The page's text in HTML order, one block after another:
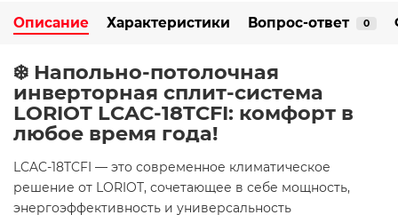
Описание Характеристики Вопрос-ответ 0
❄️ Напольно-потолочная
инверторная сплит-система
LORIOT LCAC-18TCFI: комфорт в
любое время года!
LCAC-18TCFI — это современное климатическое
решение от LORIOT, сочетающее в себе мощность,
энергоэффективность и универсальность